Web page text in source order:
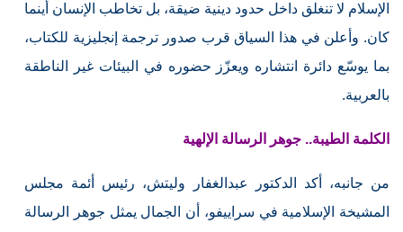
الإسلام لا تنغلق داخل حدود دينية ضيقة، بل تخاطب الإنسان أينما
كان. وأعلن في هذا السياق قرب صدور ترجمة إنجليزية للكتاب،
بما يوسّع دائرة انتشاره ويعزّز حضوره في البيئات غير الناطقة
بالعربية.
الكلمة الطيبة.. جوهر الرسالة الإلهية
من جانبه، أكد الدكتور عبدالغفار وليتش، رئيس أئمة مجلس
المشيخة الإسلامية في سراييفو، أن الجمال يمثل جوهر الرسالة